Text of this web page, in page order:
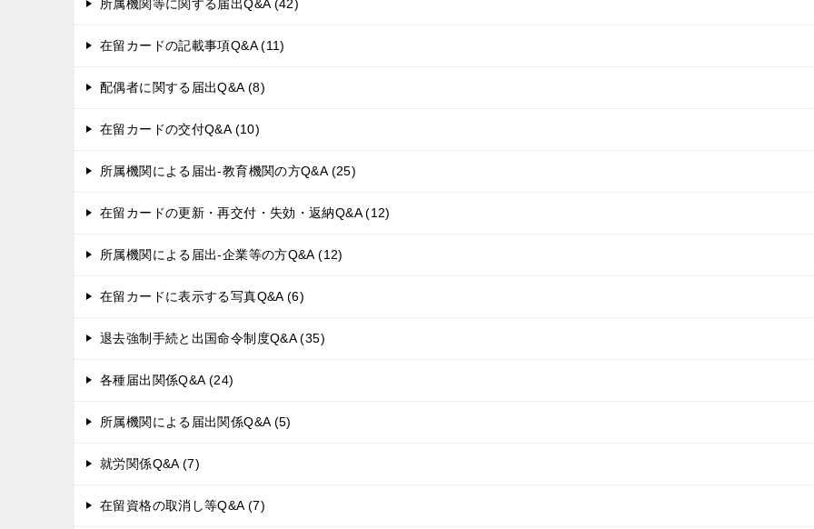
所属機関等に関する届出Q&A (42)
在留カードの記載事項Q&A (11)
配偶者に関する届出Q&A (8)
在留カードの交付Q&A (10)
所属機関による届出-教育機関の方Q&A (25)
在留カードの更新・再交付・失効・返納Q&A (12)
所属機関による届出-企業等の方Q&A (12)
在留カードに表示する写真Q&A (6)
退去強制手続と出国命令制度Q&A (35)
各種届出関係Q&A (24)
所属機関による届出関係Q&A (5)
就労関係Q&A (7)
在留資格の取消し等Q&A (7)